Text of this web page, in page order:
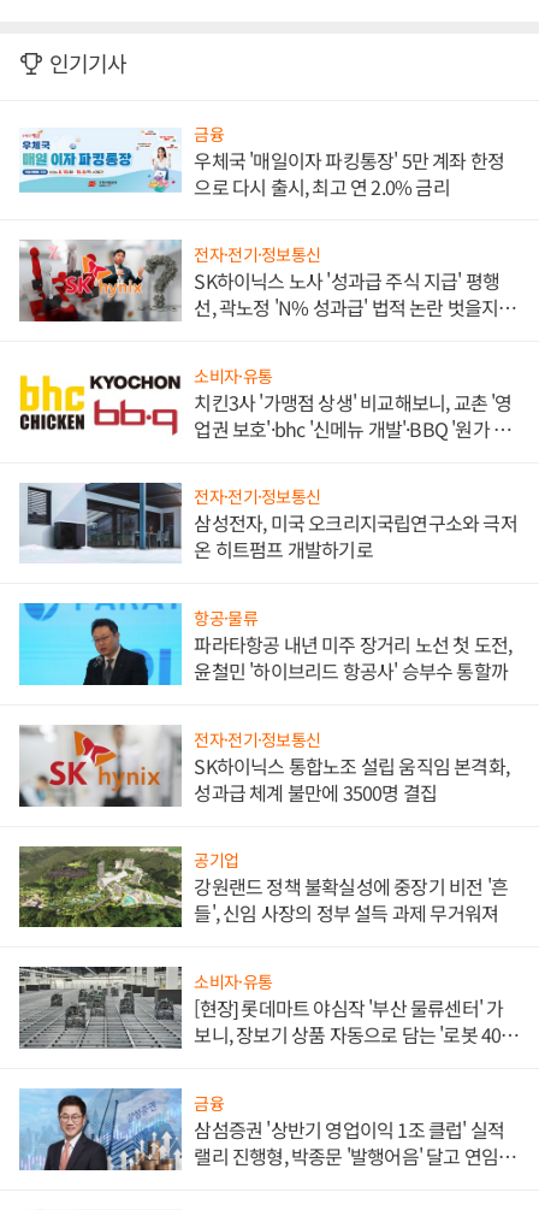
인기기사
금융
우체국 '매일이자 파킹통장' 5만 계좌 한정
으로 다시 출시, 최고 연 2.0% 금리
전자·전기·정보통신
SK하이닉스 노사 '성과급 주식 지급' 평행
선, 곽노정 'N% 성과급' 법적 논란 벗을지 주
소비자·유통
치킨3사 '가맹점 상생' 비교해보니, 교촌 '영
업권 보호'·bhc '신메뉴 개발'·BBQ '원가 부
전자·전기·정보통신
삼성전자, 미국 오크리지국립연구소와 극저
온 히트펌프 개발하기로
항공·물류
파라타항공 내년 미주 장거리 노선 첫 도전,
윤철민 '하이브리드 항공사' 승부수 통할까
전자·전기·정보통신
SK하이닉스 통합노조 설립 움직임 본격화,
성과급 체계 불만에 3500명 결집
공기업
강원랜드 정책 불확실성에 중장기 비전 '흔
들', 신임 사장의 정부 설득 과제 무거워져
소비자·유통
[현장] 롯데마트 야심작 '부산 물류센터' 가
보니, 장보기 상품 자동으로 담는 '로봇 400
금융
삼섬증권 '상반기 영업이익 1조 클럽' 실적
랠리 진행형, 박종문 '발행어음' 달고 연임 향